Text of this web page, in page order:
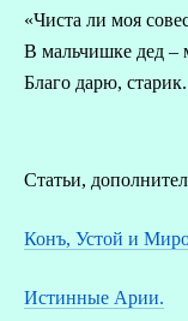
«Чиста ли моя
В мальчишке дед
Благо дарю,
Статьи,
Конъ, Устой и
Истинные Арии.